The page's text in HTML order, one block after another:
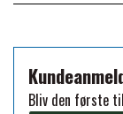
Bliv den første